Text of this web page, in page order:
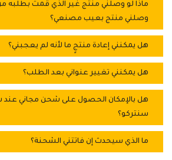
ماذا لو وصلني منتج غير الذي قمتُ بطلبه
وصلني منتج بعيب مصنعي؟
هل يمكنني إعادة منتجٍ ما لأنه لم يعجبني؟
هل يمكنني تغيير عنواني بعد الطلب؟
هل بالإمكان الحصول على شحن مجاني عند
سنتركو؟
ما الذي سيحدث إن فاتتني الشحنة؟